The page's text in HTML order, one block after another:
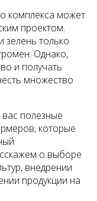
комплекса может
проектом.
зелень только
Однако,
и получать
множество
полезные
которые
о выборе
внедрении
продукции на